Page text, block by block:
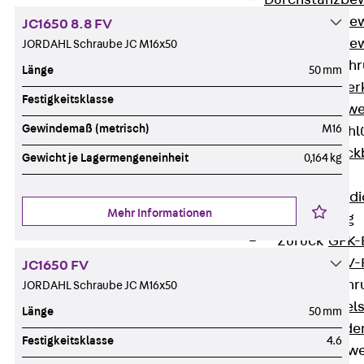
Zurück
Zurück
FERBOX®
GFK-Bewehrung
Zurück
FIBERNOX®
Zurück
JC1650 8.8 FV
JORDAHL Schraube JC M16x50
Länge 50 mm
Festigkeitsklasse
Gewindemaß (metrisch) M16
Gewicht je Lagermengeneinheit 0,164 kg
Mehr Informationen
JC1650 FV
JORDAHL Schraube JC M16x50
Länge 50 mm
Festigkeitsklasse 4.6